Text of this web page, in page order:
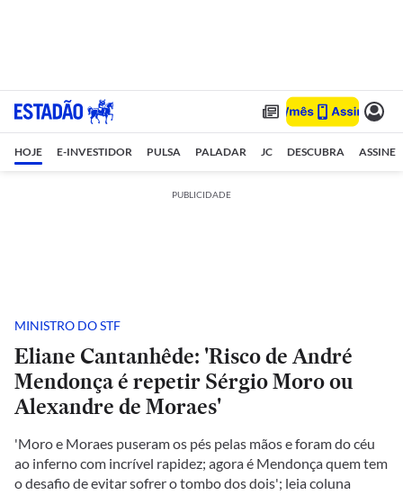
HOJE E-INVESTIDOR PULSA PALADAR JC DESCUBRA ASSINE
PUBLICIDADE
MINISTRO DO STF
Eliane Cantanhêde: 'Risco de André
Mendonça é repetir Sérgio Moro ou
Alexandre de Moraes'
'Moro e Moraes puseram os pés pelas mãos e foram do céu
ao inferno com incrível rapidez; agora é Mendonça quem tem
o desafio de evitar sofrer o tombo dos dois'; leia coluna